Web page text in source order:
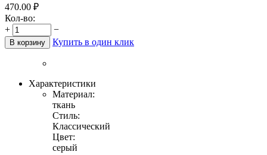
470.00 ₽
Кол-во:
+
−
В корзину Купить в один клик
Характеристики
Материал:
ткань
Стиль:
Классический
Цвет:
серый